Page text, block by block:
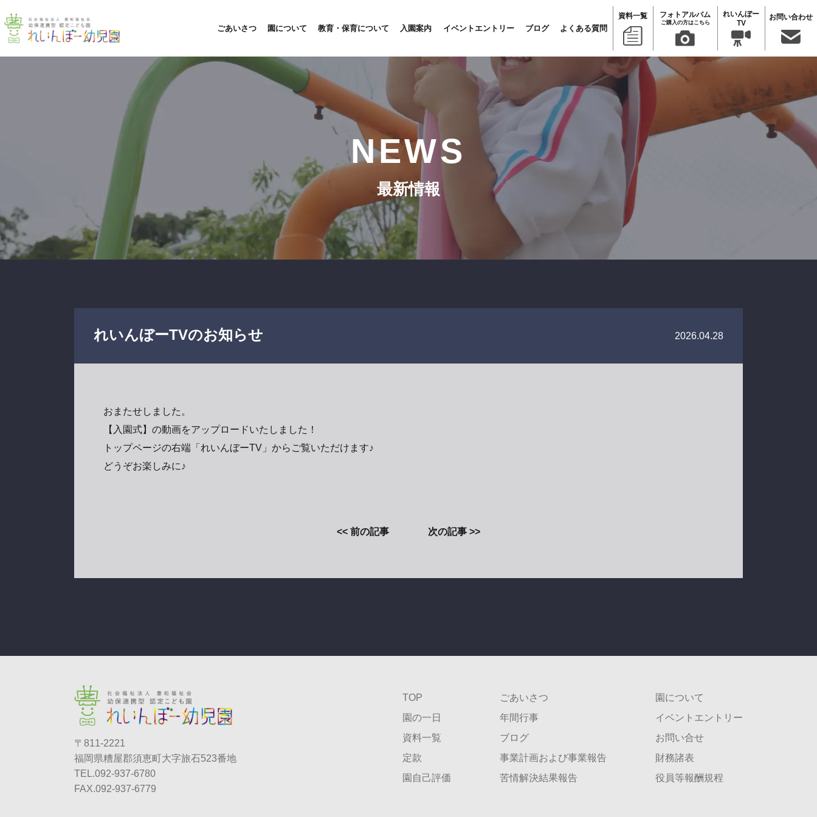
ごあいさつ 園について 教育・保育について 入園案内 イベントエントリー ブログ よくある質問
資料一覧 フォトアルバム
ご購入の方はこちら
れいんぼー
TV
お問い合わせ
NEWS
最新情報
れいんぼーTVのお知らせ 2026.04.28
おまたせしました。
【入園式】の動画をアップロードいたしました！
トップページの右端「れいんぼーTV」からご覧いただけます♪
どうぞお楽しみに♪
<< 前の記事 次の記事 >>
〒811-2221
福岡県糟屋郡須恵町大字旅石523番地
TEL.092-937-6780
FAX.092-937-6779
TOP
園の一日
資料一覧
定款
園自己評価
ごあいさつ
年間行事
ブログ
事業計画および事業報告
苦情解決結果報告
園について
イベントエントリー
お問い合せ
財務諸表
役員等報酬規程